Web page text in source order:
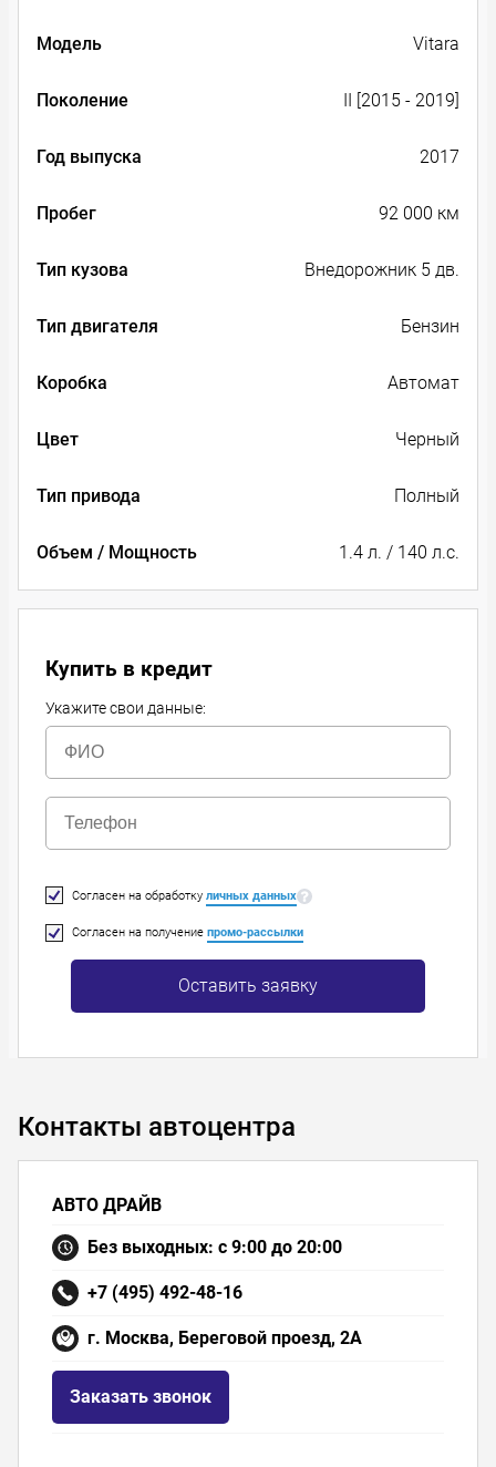
Модель Vitara
Поколение II [2015 - 2019]
Год выпуска 2017
Пробег 92 000 км
Тип кузова Внедорожник 5 дв.
Тип двигателя Бензин
Коробка Автомат
Цвет Черный
Тип привода Полный
Объем / Мощность 1.4 л. / 140 л.с.
Купить в кредит
Укажите свои данные:
Согласен на обработку личных данных
Согласен на получение промо-рассылки
Оставить заявку
Контакты автоцентра
АВТО ДРАЙВ
Без выходных: с 9:00 до 20:00
+7 (495) 492-48-16
г. Москва, Береговой проезд, 2А
Заказать звонок